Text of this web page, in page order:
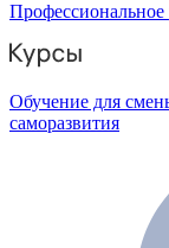
Профессиональное
Обучение для
саморазвития